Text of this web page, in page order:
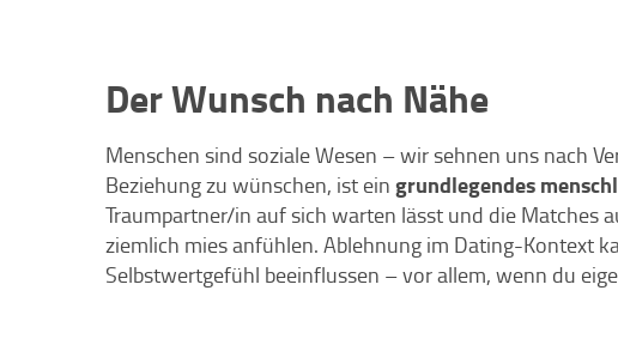
Der Wunsch nach Nähe
Menschen sind soziale Wesen – wir sehnen uns nach
Beziehung zu wünschen, ist ein grundlegendes
Traumpartner/in auf sich warten lässt und die Matches
ziemlich mies anfühlen. Ablehnung im Dating-Kontext
Selbstwertgefühl beeinflussen – vor allem, wenn du